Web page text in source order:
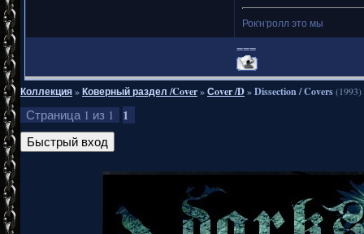
Рок'н'ролл это мы
===
Коллекция»Коверный раздел /Cover»Сover /D»Dissection / Covers(1993)
Страница 1 из 1 1